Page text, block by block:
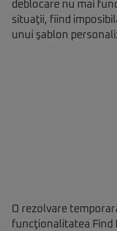
deblocare nu mai
situaţii, fiind
unui şablon
O rezolvare
funcţionalitatea Find